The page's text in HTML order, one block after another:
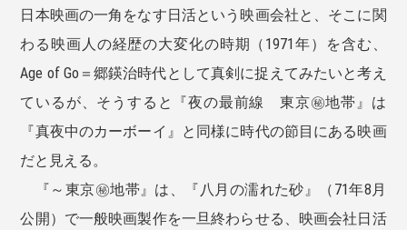
日本映画の一角をなす日活という映画会社と、そこに関
わる映画人の経歴の大変化の時期（1971年）を含む、
Age of Go＝郷鍈治時代として真剣に捉えてみたいと考え
ているが、そうすると『夜の最前線 東京㊙︎地帯』は
『真夜中のカーボーイ』と同様に時代の節目にある映画
だと見える。
『～東京㊙︎地帯』は、『八月の濡れた砂』（71年8月
公開）で一般映画製作を一旦終わらせる、映画会社日活